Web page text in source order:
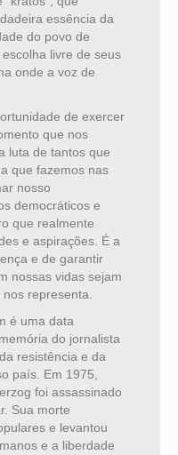
essência da
do povo de
livre de seus
onde a voz de
de exercer
que nos
luta de tantos que
que fazemos nas
nosso
democráticos e
que realmente
e aspirações. É a
e de garantir
nossas vidas sejam
representa.
é uma data
do jornalista
resistência e da
país. Em 1975,
foi assassinado
Sua morte
e levantou
e a liberdade